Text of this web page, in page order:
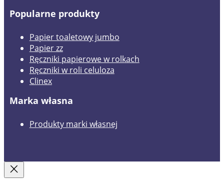
Popularne produkty
Papier toaletowy jumbo
Papier zz
Ręczniki papierowe w rolkach
Ręczniki w roli celuloza
Clinex
Marka własna
Produkty marki własnej